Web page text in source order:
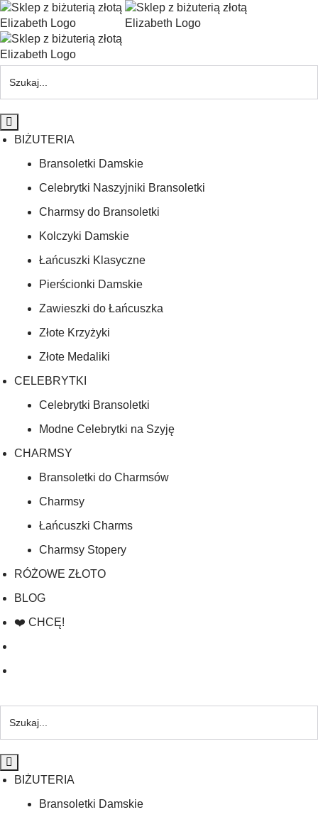
BIŻUTERIA
Bransoletki Damskie
Celebrytki Naszyjniki Bransoletki
Charmsy do Bransoletki
Kolczyki Damskie
Łańcuszki Klasyczne
Pierścionki Damskie
Zawieszki do Łańcuszka
Złote Krzyżyki
Złote Medaliki
CELEBRYTKI
Celebrytki Bransoletki
Modne Celebrytki na Szyję
CHARMSY
Bransoletki do Charmsów
Charmsy
Łańcuszki Charms
Charmsy Stopery
RÓŻOWE ZŁOTO
BLOG
❤️ CHCĘ!
BIŻUTERIA
Bransoletki Damskie